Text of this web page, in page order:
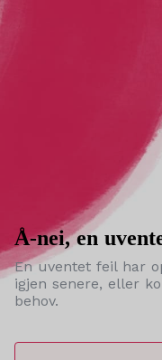
Å-nei, en
En uventet feil har
igjen senere, eller
behov.